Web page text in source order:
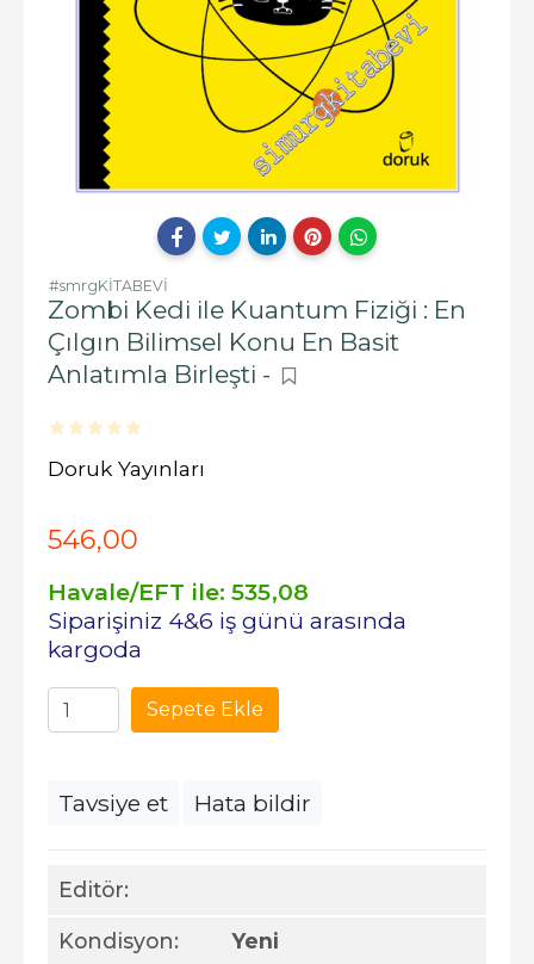
#smrgKİTABEVİ
Zombi Kedi ile Kuantum Fiziği : En
Çılgın Bilimsel Konu En Basit
Anlatımla Birleşti -
Doruk Yayınları
Editör:
Kondisyon: Yeni
546,00
Havale/EFT ile: 535,08
Siparişiniz 4&6 iş günü arasında
kargoda
Sepete Ekle
Tavsiye et Hata bildir